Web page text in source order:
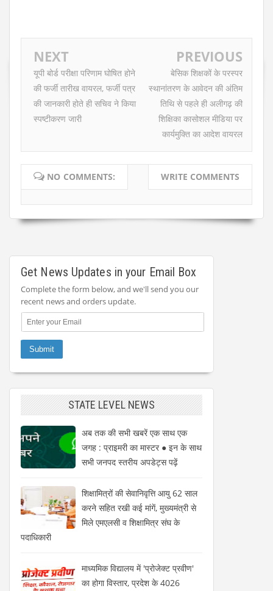
NEXT
यूपी बोर्ड परीक्षा परिणाम घोषित होने
की फर्जी तारीख वायरल, फर्जी पत्र
की जानकारी होते ही सचिव ने किया
स्पष्टीकरण जारी
PREVIOUS
बेसिक शिक्षकों के परस्पर
स्थानांतरण के आवेदन की अंतिम
तिथि से पहले ही अलीगढ़ की
शिक्षिका कासोशल मीडिया पर
कार्यमुक्ति का आदेश वायरल
NO COMMENTS: WRITE COMMENTS
Get News Updates in your Email Box
Complete the form below, and we'll send you our
recent news and orders update.
STATE LEVEL NEWS
अब तक की सभी खबरें एक साथ एक
जगह : प्राइमरी का मास्टर ● इन के साथ
सभी जनपद स्तरीय अपडेट्स पढ़ें
शिक्षामित्रों की सेवानिवृत्ति आयु 62 साल
करने सहित रखी कई मांगें, मुख्यमंत्री से
मिले एमएलसी व शिक्षामित्र संघ के
पदाधिकारी
माध्यमिक विद्यालय में 'प्रोजेक्ट प्रवीण'
का होगा विस्तार, प्रदेश के 4026